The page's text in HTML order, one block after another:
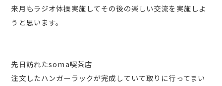
来月もラジオ体操実施してその後の楽しい交流を実施しよ
うと思います。
先日訪れたsoma喫茶店
注文したハンガーラックが完成していて取りに行ってまい